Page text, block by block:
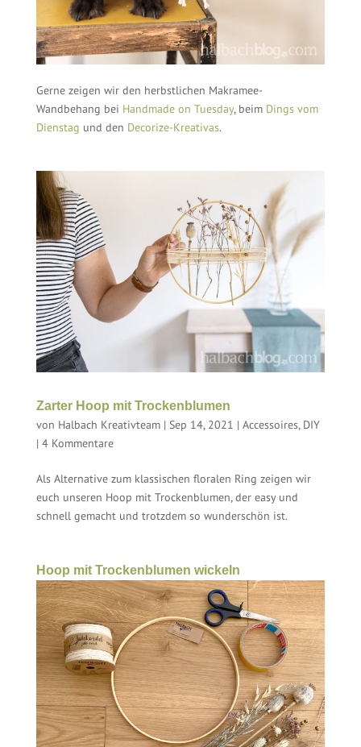
Gerne zeigen wir den herbstlichen Makramee-
Wandbehang bei Handmade on Tuesday, beim Dings vom
Dienstag und den Decorize-Kreativas.
Zarter Hoop mit Trockenblumen
von Halbach Kreativteam| Sep 14, 2021 | Accessoires, DIY
| 4 Kommentare
Als Alternative zum klassischen floralen Ring zeigen wir
euch unseren Hoop mit Trockenblumen, der easy und
schnell gemacht und trotzdem so wunderschön ist.
Hoop mit Trockenblumen wickeln